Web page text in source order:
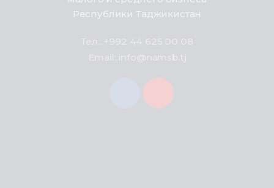
Республики Таджикистан